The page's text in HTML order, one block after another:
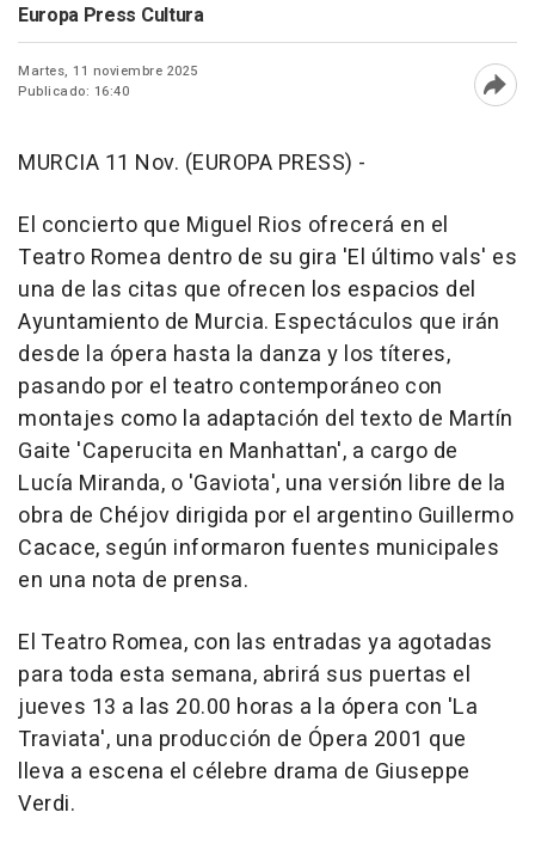
Europa Press Cultura
Martes, 11 noviembre 2025
Publicado: 16:40
MURCIA 11 Nov. (EUROPA PRESS) -
El concierto que Miguel Rios ofrecerá en el
Teatro Romea dentro de su gira 'El último vals' es
una de las citas que ofrecen los espacios del
Ayuntamiento de Murcia. Espectáculos que irán
desde la ópera hasta la danza y los títeres,
pasando por el teatro contemporáneo con
montajes como la adaptación del texto de Martín
Gaite 'Caperucita en Manhattan', a cargo de
Lucía Miranda, o 'Gaviota', una versión libre de la
obra de Chéjov dirigida por el argentino Guillermo
Cacace, según informaron fuentes municipales
en una nota de prensa.
El Teatro Romea, con las entradas ya agotadas
para toda esta semana, abrirá sus puertas el
jueves 13 a las 20.00 horas a la ópera con 'La
Traviata', una producción de Ópera 2001 que
lleva a escena el célebre drama de Giuseppe
Verdi.